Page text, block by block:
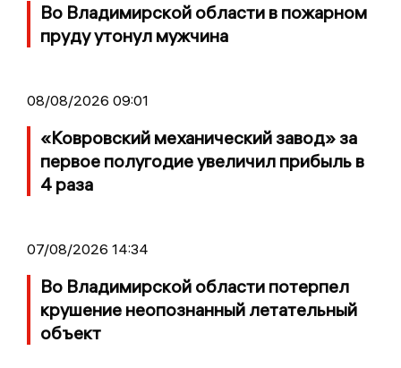
Во Владимирской области в пожарном
пруду утонул мужчина
08/08/2026 09:01
«Ковровский механический завод» за
первое полугодие увеличил прибыль в
4 раза
07/08/2026 14:34
Во Владимирской области потерпел
крушение неопознанный летательный
объект